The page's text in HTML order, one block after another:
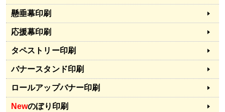
懸垂幕印刷
応援幕印刷
タペストリー印刷
バナースタンド印刷
ロールアップバナー印刷
Newのぼり印刷